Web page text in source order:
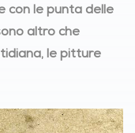
con le punta delle
altro che
le pitture